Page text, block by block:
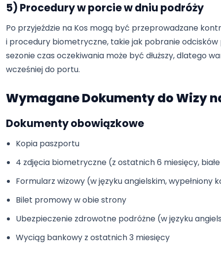
5) Procedury w porcie w dniu podróży
Po przyjeździe na Kos mogą być przeprowadzane
i procedury biometryczne, takie jak pobranie odcisków
sezonie czas oczekiwania może być dłuższy, dlatego
wcześniej do portu.
Wymagane Dokumenty do Wizy
Dokumenty obowiązkowe
Kopia paszportu
4 zdjęcia biometryczne (z ostatnich 6 miesięcy,
Formularz wizowy (w języku angielskim, wypełniony
Bilet promowy w obie strony
Ubezpieczenie zdrowotne podróżne (w języku
Wyciąg bankowy z ostatnich 3 miesięcy